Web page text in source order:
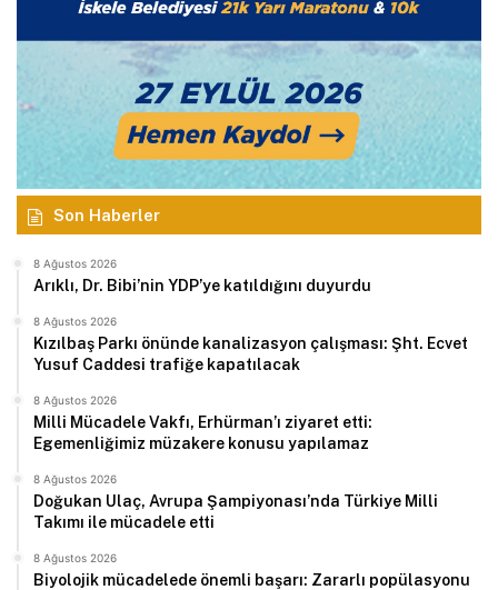
Son Haberler
8 Ağustos 2026
Arıklı, Dr. Bibi’nin YDP’ye katıldığını duyurdu
8 Ağustos 2026
Kızılbaş Parkı önünde kanalizasyon çalışması: Şht. Ecvet
Yusuf Caddesi trafiğe kapatılacak
8 Ağustos 2026
Milli Mücadele Vakfı, Erhürman’ı ziyaret etti:
Egemenliğimiz müzakere konusu yapılamaz
8 Ağustos 2026
Doğukan Ulaç, Avrupa Şampiyonası’nda Türkiye Milli
Takımı ile mücadele etti
8 Ağustos 2026
Biyolojik mücadelede önemli başarı: Zararlı popülasyonu